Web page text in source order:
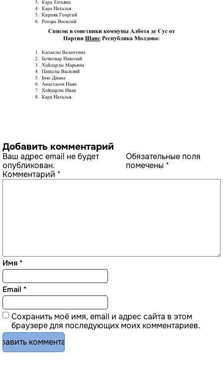
Добавить комментарий
Ваш адрес email не будет
опубликован.
Обязательные поля
помечены *
Комментарий *
Имя *
Email *
Сохранить моё имя, email и адрес сайта в этом
браузере для последующих моих комментариев.